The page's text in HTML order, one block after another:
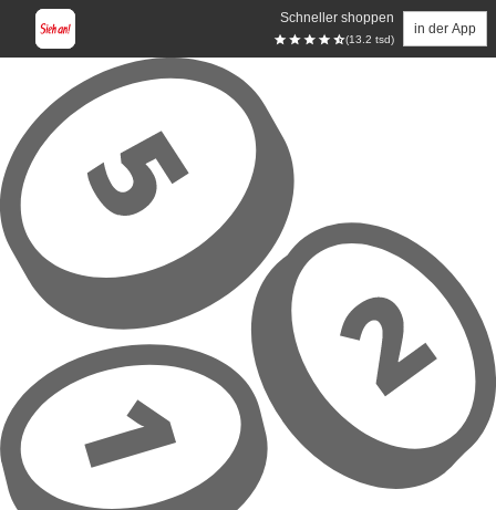
Schneller shoppen
(13.2 tsd)
in der App
Zum Hauptinhalt springen